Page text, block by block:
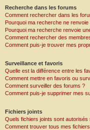
Recherche dans les forums
Comment rechercher dans les
Pourquoi ma recherche ne
Pourquoi ma recherche renvoie
Comment rechercher des
Comment puis-je trouver mes
Surveillance et favoris
Quelle est la différence entre les
Comment mettre en favoris ou
Comment surveiller des forums ?
Comment puis-je supprimer mes
Fichiers joints
Quels fichiers joints sont autorisés
Comment trouver tous mes